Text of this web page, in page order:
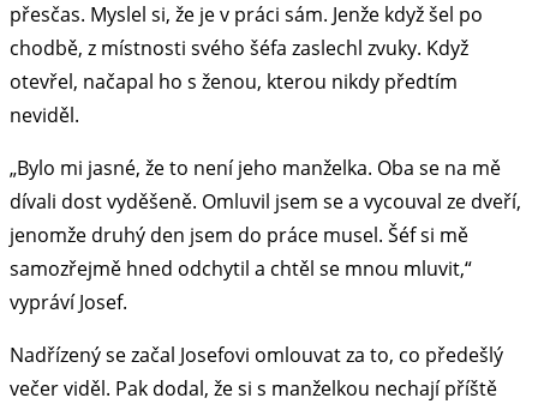
přesčas. Myslel si, že je v práci sám. Jenže když šel po
chodbě, z místnosti svého šéfa zaslechl zvuky. Když
otevřel, načapal ho s ženou, kterou nikdy předtím
neviděl.
„Bylo mi jasné, že to není jeho manželka. Oba se na mě
dívali dost vyděšeně. Omluvil jsem se a vycouval ze dveří,
jenomže druhý den jsem do práce musel. Šéf si mě
samozřejmě hned odchytil a chtěl se mnou mluvit,“
vypráví Josef.
Nadřízený se začal Josefovi omlouvat za to, co předešlý
večer viděl. Pak dodal, že si s manželkou nechají příště